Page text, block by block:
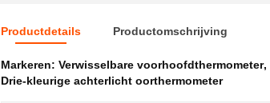
Productdetails Productomschrijving
Markeren: Verwisselbare voorhoofdthermometer,
Drie-kleurige achterlicht oorthermometer